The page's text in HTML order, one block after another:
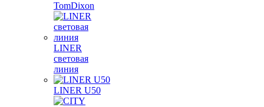
TomDixon
LINER
световая
линия
LINER U50